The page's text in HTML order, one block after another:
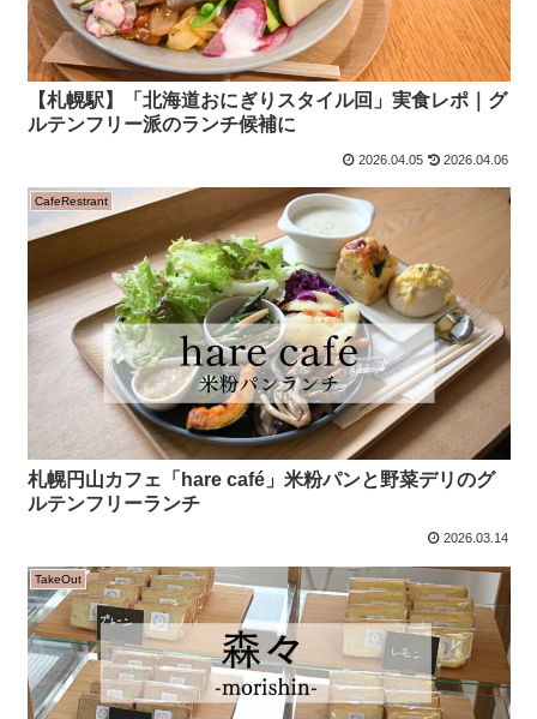
【札幌駅】「北海道おにぎりスタイル回」実食レポ｜グ
ルテンフリー派のランチ候補に
2026.04.05 2026.04.06
CafeRestrant
札幌円山カフェ「hare café」米粉パンと野菜デリのグ
ルテンフリーランチ
2026.03.14
TakeOut